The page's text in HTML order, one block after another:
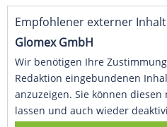
Empfohlener externer
Glomex GmbH
Wir benötigen Ihre
Redaktion eingebundenen
anzuzeigen. Sie können
lassen und auch wieder